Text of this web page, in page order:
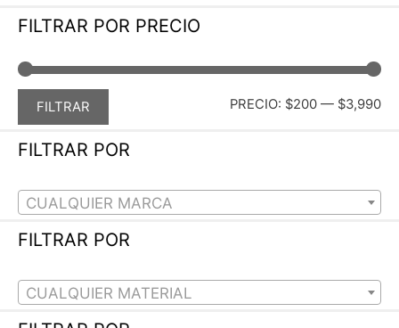
FILTRAR POR PRECIO
FILTRAR PRECIO: $200 — $3,990
FILTRAR POR
CUALQUIER MARCA
FILTRAR POR
CUALQUIER MATERIAL